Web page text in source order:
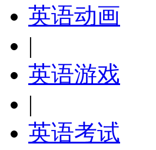
英语动画
|
英语游戏
|
英语考试